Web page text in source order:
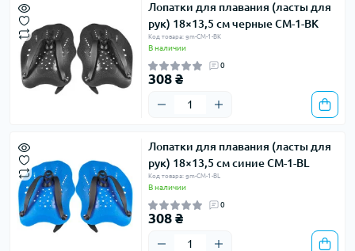
Лопатки для плавания (ласты для
рук) 18×13,5 см черные CM-1-BK
Код товара: gm-CM-1-BK
В наличии
0
308 ₴
Лопатки для плавания (ласты для
рук) 18×13,5 см синие CM-1-BL
Код товара: gm-CM-1-BL
В наличии
0
308 ₴